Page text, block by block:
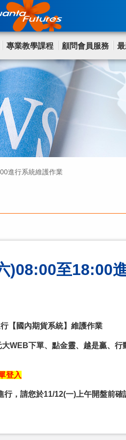
專業教學課程 顧問會員服務
進行系統維護作業
)08:00至18:00
【國內期貨系統】維護作業
WEB下單、點金靈、越是贏、
登入
，請您於11/12(一)上午開盤前確